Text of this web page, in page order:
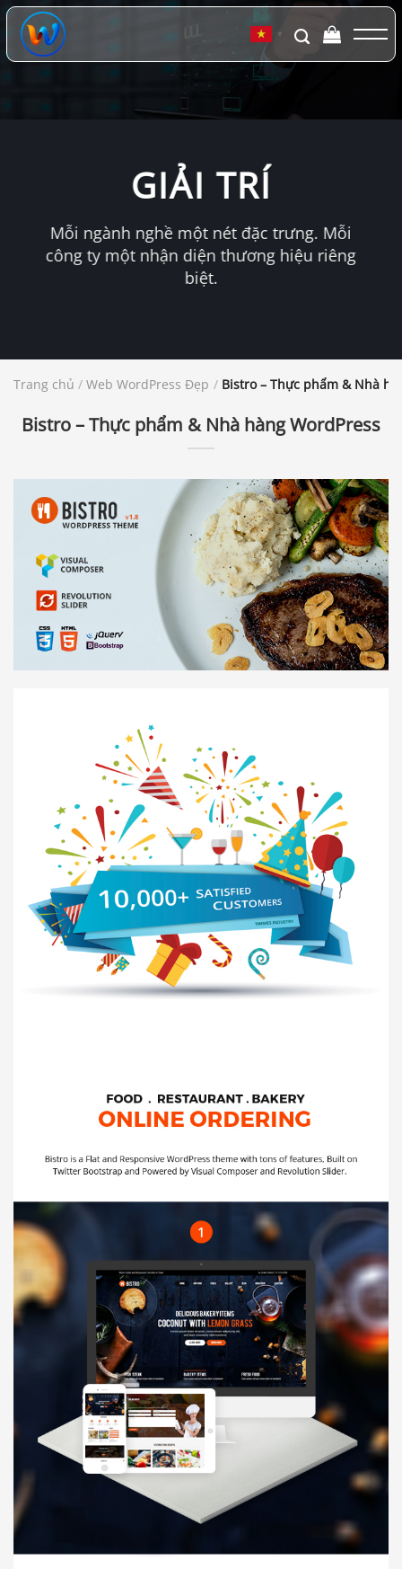
Chuyển
đến
dung
▼
GIẢI TRÍ
Mỗi ngành nghề một nét đặc trưng. Mỗi
công ty một nhận diện thương hiệu riêng
biệt.
Trang chủ / Web WordPress Đẹp / Bistro – Thực phẩm & Nhà
Bistro – Thực phẩm & Nhà hàng WordPress